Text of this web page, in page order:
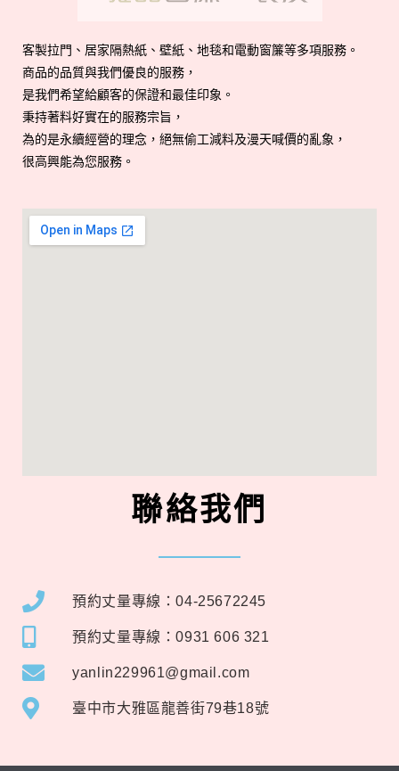
客製拉門、居家隔熱紙、壁紙、地毯和電動窗簾等多項服務。
商品的品質與我們優良的服務，
是我們希望給顧客的保證和最佳印象。
秉持著料好實在的服務宗旨，
為的是永續經營的理念，絕無偷工減料及漫天喊價的亂象，
很高興能為您服務。
聯絡我們
預約丈量專線：04-25672245
預約丈量專線：0931 606 321
yanlin229961@gmail.com
臺中市大雅區龍善街79巷18號